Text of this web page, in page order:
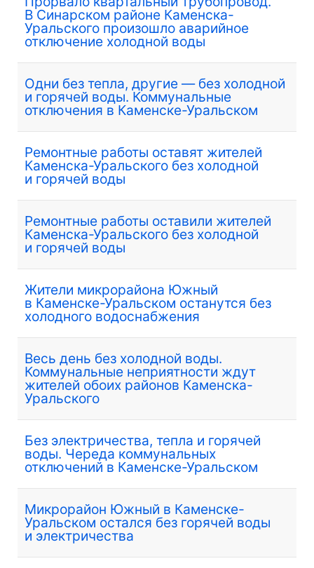
В Синарском районе Каменска-
Уральского произошло аварийное
отключение холодной воды
Одни без тепла, другие — без холодной
и горячей воды. Коммунальные
отключения в Каменске-Уральском
Ремонтные работы оставят жителей
Каменска-Уральского без холодной
и горячей воды
Ремонтные работы оставили жителей
Каменска-Уральского без холодной
и горячей воды
Жители микрорайона Южный
в Каменске-Уральском останутся без
холодного водоснабжения
Весь день без холодной воды.
Коммунальные неприятности ждут
жителей обоих районов Каменска-
Уральского
Без электричества, тепла и горячей
воды. Череда коммунальных
отключений в Каменске-Уральском
Микрорайон Южный в Каменске-
Уральском остался без горячей воды
и электричества